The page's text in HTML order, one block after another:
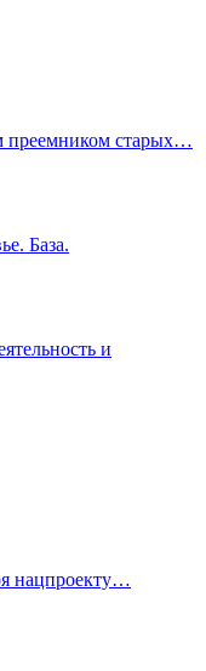
преемником старых…
База.
и
нацпроекту…